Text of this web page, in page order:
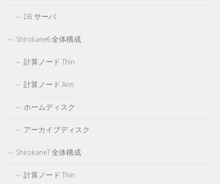
DB サーバ
Shirokane6 全体構成
計算ノード Thin
計算ノード Arm
ホームディスク
アーカイブディスク
Shirokane7 全体構成
計算ノード Thin